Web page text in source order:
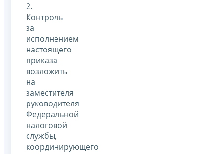
2.
Контроль
за
исполнением
настоящего
приказа
возложить
на
заместителя
руководителя
Федеральной
налоговой
службы,
координирующего